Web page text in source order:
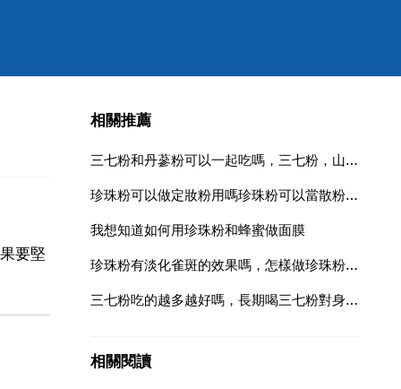
要堅
相關推薦
三七粉和丹蔘粉可以一起吃嗎，三七粉，山楂，丹蔘混合能一起吃嗎
珍珠粉可以做定妝粉用嗎珍珠粉可以當散粉用嗎？
我想知道如何用珍珠粉和蜂蜜做面膜
珍珠粉有淡化雀斑的效果嗎，怎樣做珍珠粉面膜去雀斑
三七粉吃的越多越好嗎，長期喝三七粉對身體有害嗎
相關閱讀